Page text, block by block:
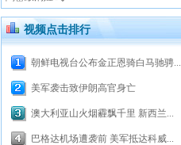
视频点击排行
朝鲜电视台公布金正恩骑白马驰骋...
美军袭击致伊朗高官身亡
澳大利亚山火烟霾飘千里 新西兰...
巴格达机场遭袭前 美军抵达科威...